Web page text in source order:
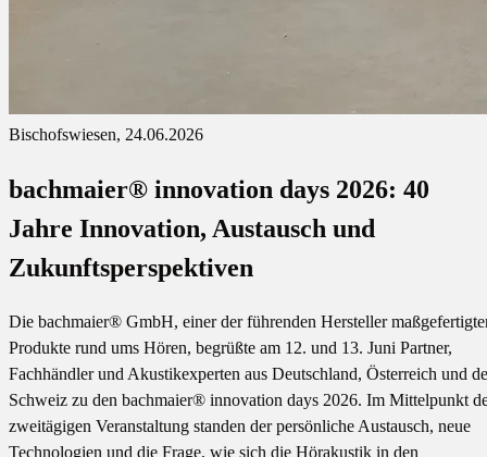
Bischofswiesen, 24.06.2026
bachmaier® innovation days 2026: 40
Jahre Innovation, Austausch und
Zukunftsperspektiven
Die bachmaier® GmbH, einer der führenden Hersteller
Produkte rund ums Hören, begrüßte am 12. und 13. Juni Partner,
Fachhändler und Akustikexperten aus Deutschland, Österreich und
Schweiz zu den bachmaier® innovation days 2026. Im Mittelpunkt
zweitägigen Veranstaltung standen der persönliche Austausch, neue
Technologien und die Frage, wie sich die Hörakustik in den